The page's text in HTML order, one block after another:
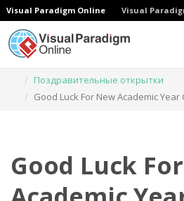
Visual Paradigm Online Visual
Поздравительные открытки
Good Luck For New Academic
Good Luck